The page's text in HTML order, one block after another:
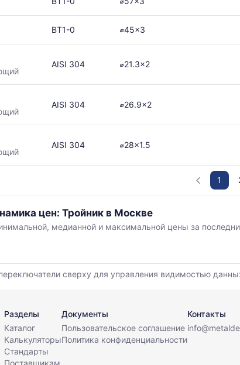
ВТ1-0 ⌀45x3
AISI 304 ⌀21.3x2
AISI 304 ⌀26.9x2
AISI 304 ⌀28x1.5
1
цен: Тройник в Москве
медианной и максимальной цены за
сверху для управления видимостью
Разделы
Каталог
Калькуляторы
Стандарты
Документы
Пользовательское соглашение
Политика конфиденциальности
Контакты